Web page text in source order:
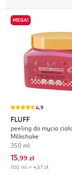
MEGA!
4,9
FLUFF
peeling do mycia
Milkshake
350 ml
15,99 zł
100 ml = 4,57 zł